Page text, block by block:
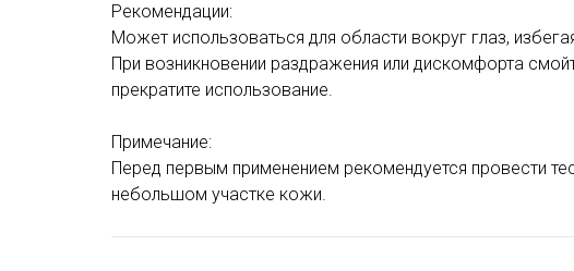
Рекомендации:
Может использоваться для области вокруг глаз,
При возникновении раздражения или дискомфорта
прекратите использование.
Примечание:
Перед первым применением рекомендуется провести
небольшом участке кожи.